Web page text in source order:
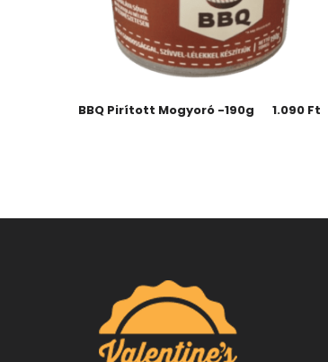
BBQ Pirított Mogyoró -190g 1.090 Ft